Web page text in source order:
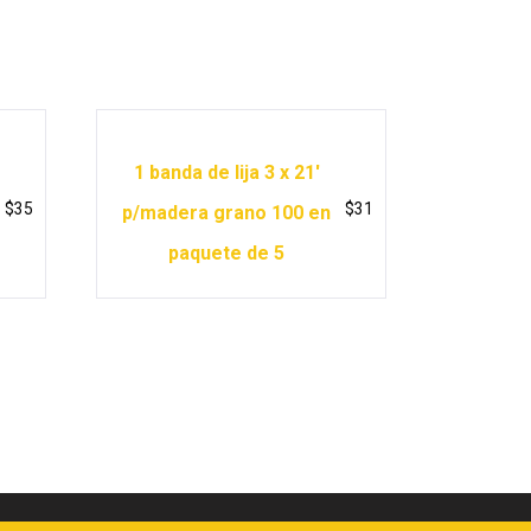
$35
1 banda de lija 3 x 21′
p/madera grano 100 en
paquete de 5
$31